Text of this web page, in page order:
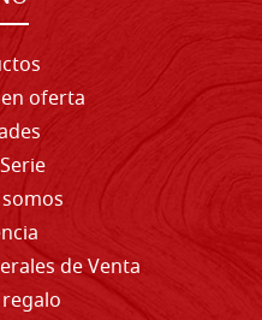
oferta
de Venta